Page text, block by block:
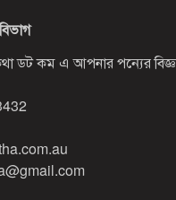
ডট কম এ আপনার পন্যের